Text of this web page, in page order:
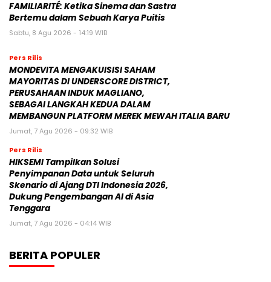
FAMILIARITÉ: Ketika Sinema dan Sastra
Bertemu dalam Sebuah Karya Puitis
Sabtu, 8 Agu 2026 - 14:19 WIB
Pers Rilis
MONDEVITA MENGAKUISISI SAHAM
MAYORITAS DI UNDERSCORE DISTRICT,
PERUSAHAAN INDUK MAGLIANO,
SEBAGAI LANGKAH KEDUA DALAM
MEMBANGUN PLATFORM MEREK MEWAH ITALIA BARU
Jumat, 7 Agu 2026 - 09:32 WIB
Pers Rilis
HIKSEMI Tampilkan Solusi
Penyimpanan Data untuk Seluruh
Skenario di Ajang DTI Indonesia 2026,
Dukung Pengembangan AI di Asia
Tenggara
Jumat, 7 Agu 2026 - 04:14 WIB
BERITA POPULER